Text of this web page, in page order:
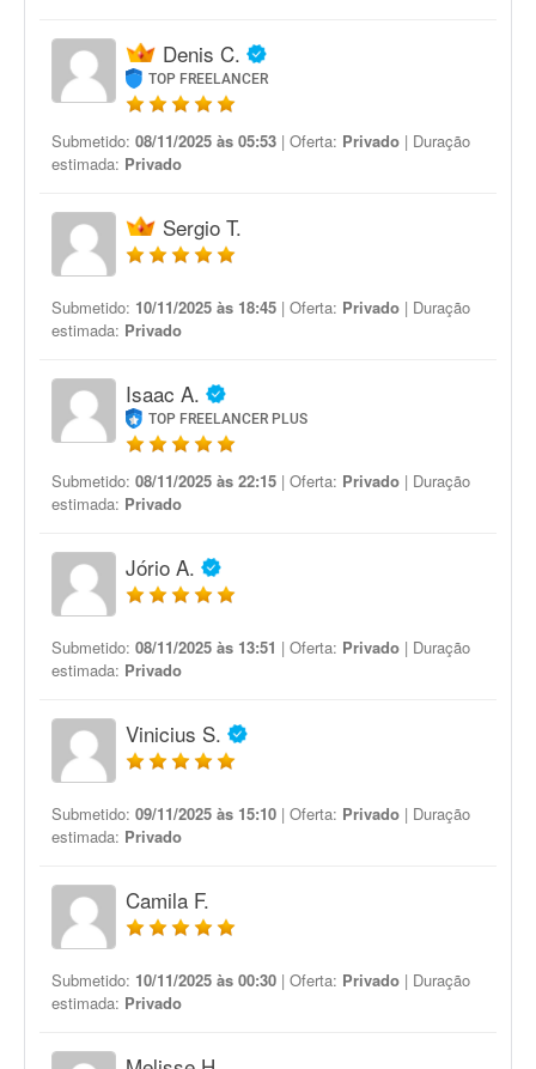
Denis C.
TOP FREELANCER
Submetido: 08/11/2025 às 05:53 | Oferta: Privado | Duração
estimada: Privado
Sergio T.
Submetido: 10/11/2025 às 18:45 | Oferta: Privado | Duração
estimada: Privado
Isaac A.
TOP FREELANCER PLUS
Submetido: 08/11/2025 às 22:15 | Oferta: Privado | Duração
estimada: Privado
Jório A.
Submetido: 08/11/2025 às 13:51 | Oferta: Privado | Duração
estimada: Privado
Vinicius S.
Submetido: 09/11/2025 às 15:10 | Oferta: Privado | Duração
estimada: Privado
Camila F.
Submetido: 10/11/2025 às 00:30 | Oferta: Privado | Duração
estimada: Privado